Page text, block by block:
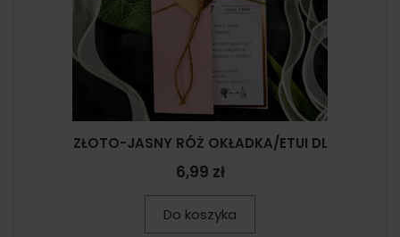
ZŁOTO-JASNY RÓŻ OKŁADKA/ETUI DL
6,99 zł
Do koszyka